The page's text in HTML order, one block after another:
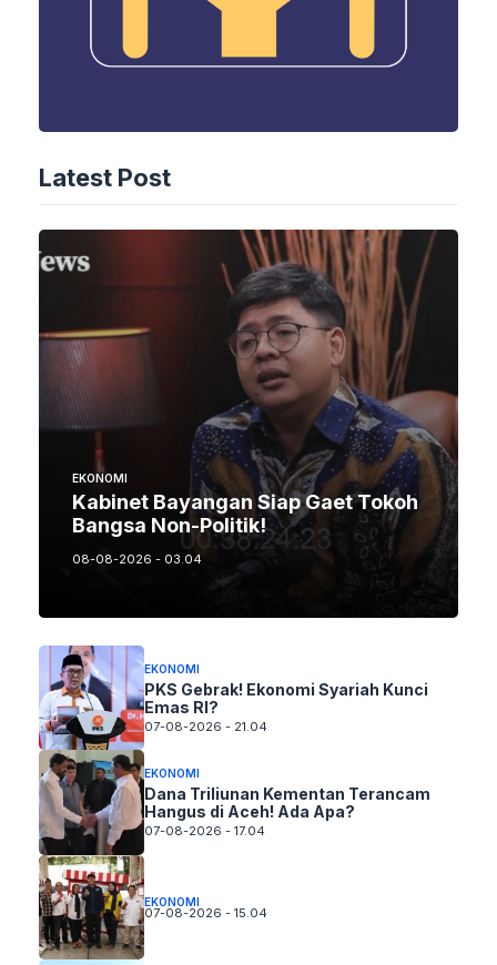
Latest Post
EKONOMI
Kabinet Bayangan Siap Gaet Tokoh
Bangsa Non-Politik!
08-08-2026 - 03.04
EKONOMI
PKS Gebrak! Ekonomi Syariah Kunci
Emas RI?
07-08-2026 - 21.04
EKONOMI
Dana Triliunan Kementan Terancam
Hangus di Aceh! Ada Apa?
07-08-2026 - 17.04
EKONOMI
07-08-2026 - 15.04